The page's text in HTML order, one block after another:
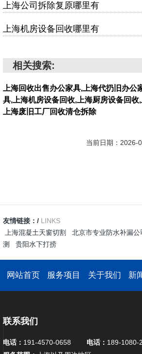
上海公司拆除复原哪里有
上海机房设备回收哪里有
相关搜索:
上海回收出售办公家具,上海代扔旧办
具,上海机房设备回收,上海厨房设备回
上海废旧工厂回收清仓拆除
当前日期：2026-
友情链接：/ LINKS
上海混凝土天窗切割
北京市专业防水补漏公
测
贵阳水下打捞
网站首页 服务项目 关于我们 新
联系我们
电话： 191-4570-0658 电话： 189-1080-